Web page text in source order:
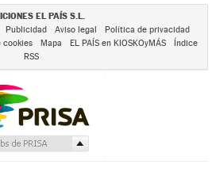
EL PAÍS S.L.
Publicidad Aviso legal
Política de privacidad
cookies Mapa EL PAÍS en KIOSKOyMÁS
Índice
RSS